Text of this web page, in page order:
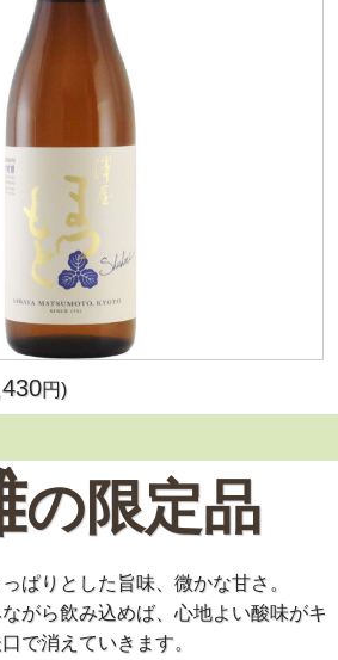
円)
の限定品
ぱりとした旨味、微かな甘さ。
がら飲み込めば、心地よい酸味がキ
で消えていきます。